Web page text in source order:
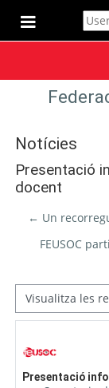
Ves al contingut
Panell
Notícies
Presentació
docent
← Un
FEUSOC
Mode de
Presentació
Nombre de